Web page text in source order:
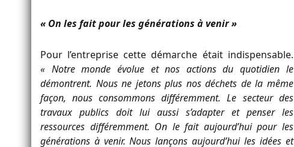
« On les fait pour les générations à venir »
Pour l’entreprise cette démarche était indispensable.
« Notre monde évolue et nos actions du quotidien le
démontrent. Nous ne jetons plus nos déchets de la même
façon, nous consommons différemment. Le secteur des
travaux publics doit lui aussi s’adapter et penser les
ressources différemment. On le fait aujourd’hui pour les
générations à venir. Nous lançons aujourd’hui les idées et